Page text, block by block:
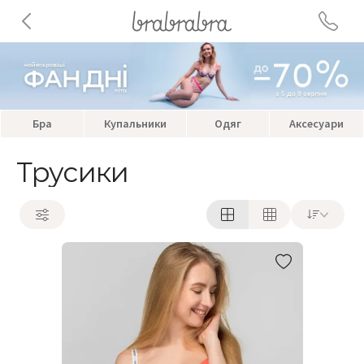
Бра Купальники Одяг Аксесуари
Трусики